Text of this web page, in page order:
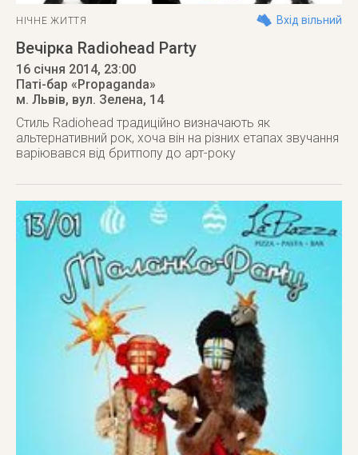
НІЧНЕ ЖИТТЯ Вхід вільний
Вечірка Radiohead Party
16 січня 2014, 23:00
Паті-бар «Propaganda»
м. Львів, вул. Зелена, 14
Стиль Radiohead традиційно визначають як
альтернативний рок, хоча він на різних етапах звучання
варіювався від бритпопу до арт-року